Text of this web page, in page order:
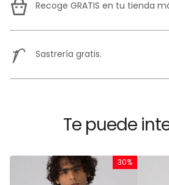
Recoge GRATIS en tu tienda
Sastrería gratis.
Te puede
30%